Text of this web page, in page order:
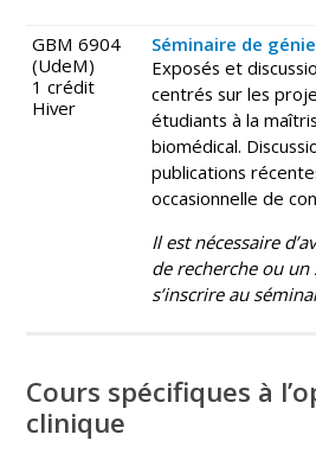
GBM 6904
(UdeM)
1 crédit
Hiver
Séminaire de
Exposés et
centrés sur les
étudiants à la
biomédical.
publications
occasionnelle de
Il est nécessaire
de recherche ou un
s’inscrire au
Cours spécifiques à
clinique